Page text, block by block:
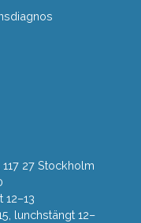
27 Stockholm
lunchstängt 12–